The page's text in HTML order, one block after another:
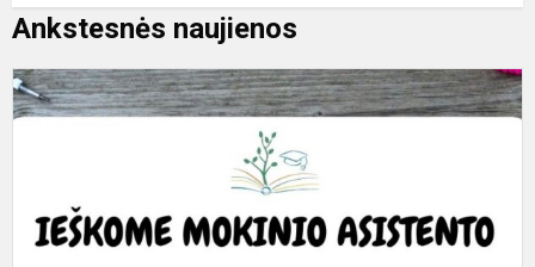
Ankstesnės naujienos